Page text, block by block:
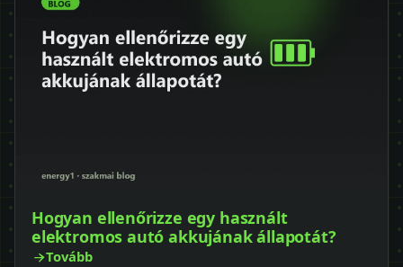
Hogyan ellenőrizze egy használt
elektromos autó akkujának állapotát?
Tovább